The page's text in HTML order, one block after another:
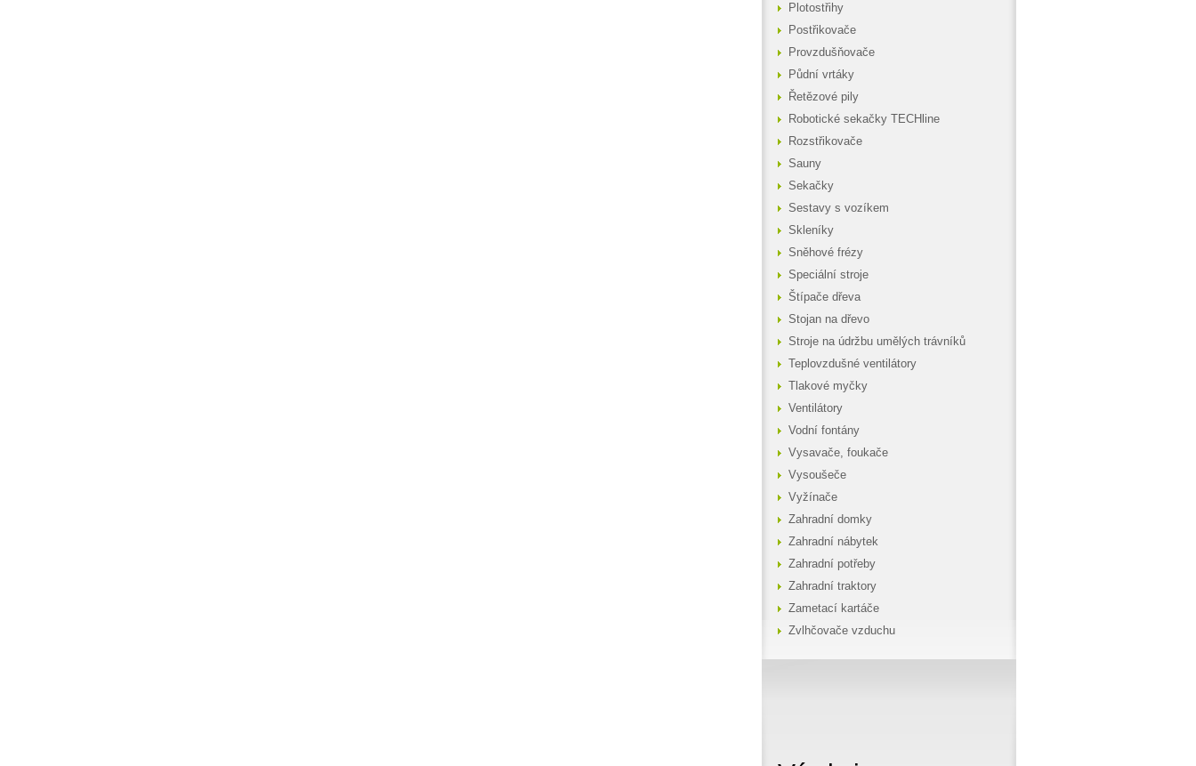
Plotostřihy
Postřikovače
Provzdušňovače
Půdní vrtáky
Řetězové pily
Robotické sekačky TECHline
Rozstřikovače
Sauny
Sekačky
Sestavy s vozíkem
Skleníky
Sněhové frézy
Speciální stroje
Štípače dřeva
Stojan na dřevo
Stroje na údržbu umělých trávníků
Teplovzdušné ventilátory
Tlakové myčky
Ventilátory
Vodní fontány
Vysavače, foukače
Vysoušeče
Vyžínače
Zahradní domky
Zahradní nábytek
Zahradní potřeby
Zahradní traktory
Zametací kartáče
Zvlhčovače vzduchu